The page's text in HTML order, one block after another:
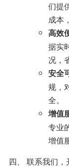
们提
成本
高效
据实
况，
安全
规，
全。
增值
专业
增值
四、 联系我们